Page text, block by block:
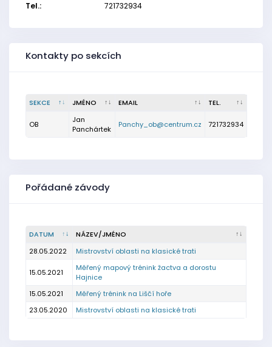
Tel.:
721732934
Kontakty po sekcích
SEKCE JMÉNO EMAIL TEL.
OB
Jan
Panchártek
Panchy_ob@centrum.cz 721732934
Pořádané závody
DATUM
NÁZEV/JMÉNO
28.05.2022
Mistrovství oblasti na klasické trati
15.05.2021
Měřený mapový trénink žactva a dorostu
Hajnice
15.05.2021
Měřený trénink na Liščí hoře
23.05.2020
Mistrovství oblasti na klasické trati